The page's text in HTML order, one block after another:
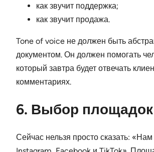
как звучит поддержка;
как звучит продажа.
Tone of voice не должен быть
документом. Он должен помогать
который завтра будет отвечать
комментариях.
6. Выбор площадок
Сейчас нельзя просто сказать: